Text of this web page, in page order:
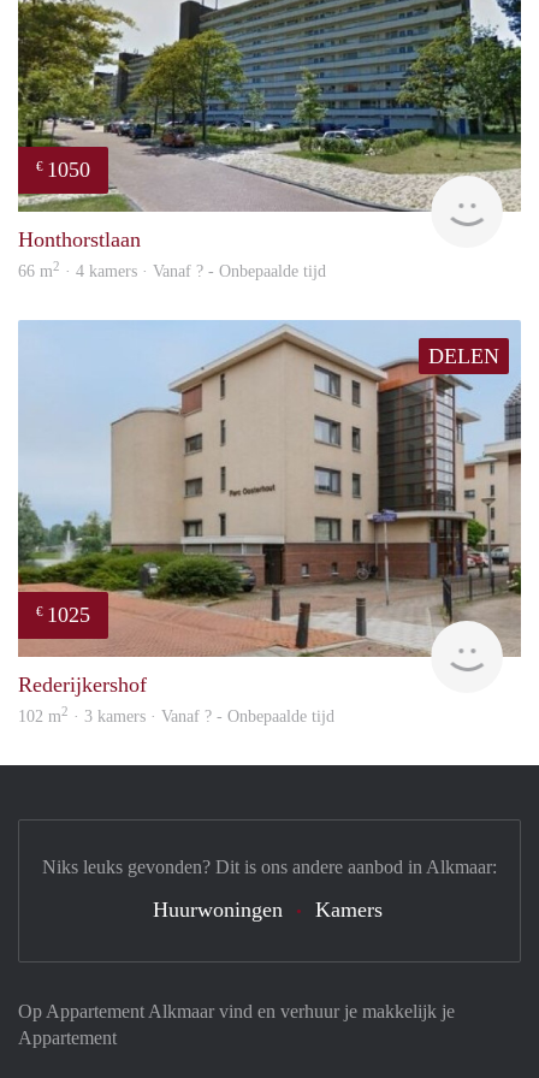
€ 1050
rent
Honthorstlaan
66 m2 · 4 kamers · Vanaf ? - Onbepaalde tijd
DELEN
€ 1025
Rederijkershof
102 m2 · 3 kamers · Vanaf ? - Onbepaalde tijd
Op Appartement Alkmaar vind en verhuur je makkelijk je
Appartement
Niks leuks gevonden? Dit is ons andere aanbod in Alkmaar:
Huurwoningen Kamers